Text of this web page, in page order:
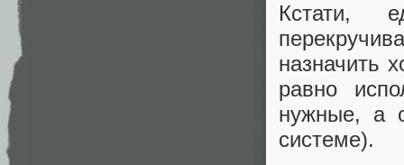
Кстати,
назначить
равно
нужные, а
системе).